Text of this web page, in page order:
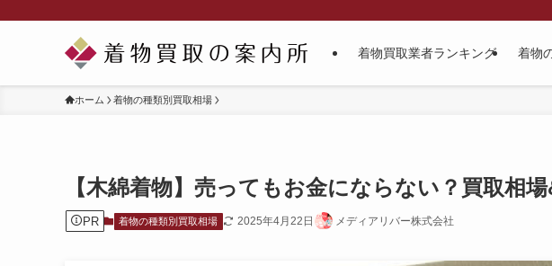
着物買取業者ランキング 着物
ホーム 着物の種類別買取相場
【木綿着物】売ってもお金にならない？買取相
PR 着物の種類別買取相場 2025年4月22日 メディアリバー株式会社